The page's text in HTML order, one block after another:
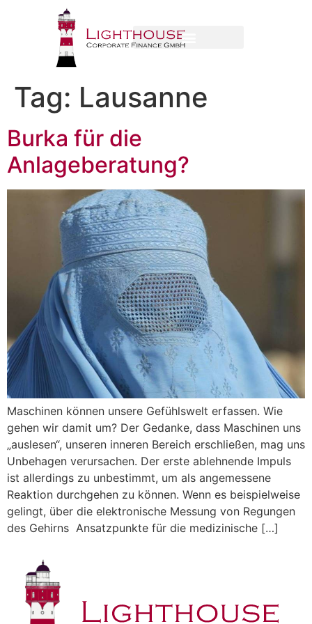
Tag: Lausanne
Burka für die
Anlageberatung?
Maschinen können unsere Gefühlswelt erfassen. Wie
gehen wir damit um? Der Gedanke, dass Maschinen uns
„auslesen“, unseren inneren Bereich erschließen, mag uns
Unbehagen verursachen. Der erste ablehnende Impuls
ist allerdings zu unbestimmt, um als angemessene
Reaktion durchgehen zu können. Wenn es beispielweise
gelingt, über die elektronische Messung von Regungen
des Gehirns Ansatzpunkte für die medizinische […]